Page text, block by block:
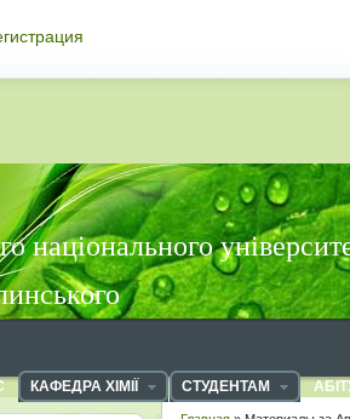
національного
КАФЕДРА ХІМІЇ СТУДЕНТАМ